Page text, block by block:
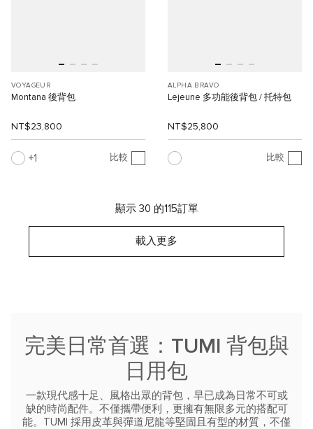
VOYAGEUR
Montana 後背包
NT$23,800
1 比較
ALPHA BRAVO
Lejeune 多功能後背包 / 托特包
NT$25,800
比較
顯示 30 的115訂單
載入更多
完美日常首選：TUMI 背包與
日用包
一款現代感十足、風格出眾的背包，早已成為日常不可或
缺的時尚配件。不僅攜帶便利，更擁有無限多元的搭配可
能。TUMI 採用皮革與彈道尼龍等堅固且有型的材質，不僅